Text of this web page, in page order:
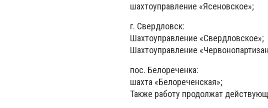
шахтоуправление «Ясеновское»;
г. Свердловск:
Шахтоуправление «Свердловское»;
Шахтоуправление
пос. Белореченка:
шахта «Белореченская»;
Также работу продолжат